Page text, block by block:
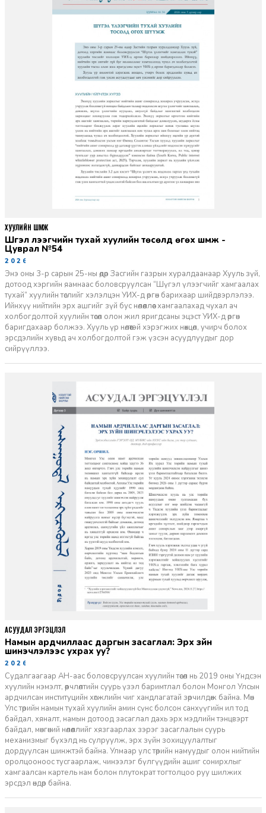
Шүгэл үлээгчийн тухай хуулийн төсөлд өгөх шүүмж -
Цуврал №54
2026-07-27
Энэ оны 3-р сарын 25-ны өдөр Засгийн газрын хуралдаанаар Хууль зүй,
дотоод хэргийн яамнаас боловсруулсан “Шүгэл үлээгчийг хамгаалах
тухай” хуулийн төслийг хэлэлцэн УИХ-д өргөн барихаар шийдвэрлэлээ.
Ийнхүү нийтийн эрх ашгийг зүй бус нөлөөллөөс хамгаалахад чухал ач
холбогдолтой хуулийн төсөл олон жил яригдсаны эцэст УИХ-д өргөн
баригдахаар болжээ. Хууль үр нөлөөтэй хэрэгжих нөхцөл, учирч болох
эрсдэлийн хувьд ач холбогдолтой гэж үзсэн асуудлуудыг дор
сийрүүллээ.
ХУУЛИЙН ШҮҮМЖ
Намын ардчиллаас даргын засаглал: Эрх зүйн
шинэчлэлээс ухрах уу?
2026-07-08
Судалгаагаар АН-аас боловсруулсан хуулийн төсөл нь 2019 оны Үндсэн
хуулийн нэмэлт, өөрчлөлтийн суурь үзэл баримтлал болон Монгол Улсын
ардчилсан институцийн хөгжлийн чиг хандлагатай зөрчилдөж байна. Мөн
Улс төрийн намын тухай хуулийн амин сүнс болсон санхүүгийн ил тод
байдал, хяналт, намын дотоод засаглал дахь эрх мэдлийн тэнцвэрт
байдал, мөнгөний нөлөөллийг хязгаарлах зэрэг засаглалын суурь
механизмыг бүхэлд нь сулруулж, эрх зүйн зохицуулалтыг
дордуулсан шинжтэй байна. Улмаар улс төрийн намуудыг олон нийтийн
оролцооноос тусгаарлаж, чинээлэг бүлгүүдийн ашиг сонирхлыг
хамгаалсан картель нам болон плутократ тогтолцоо руу шилжих
эрсдэл өндөр байна.
АСУУДАЛ ЭРГЭЦҮҮЛЭЛ